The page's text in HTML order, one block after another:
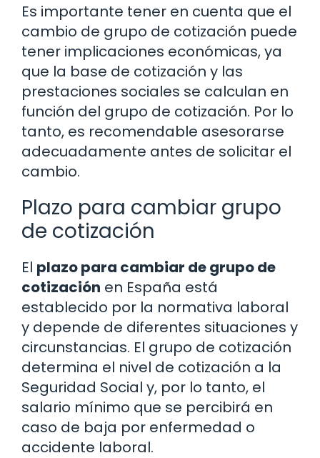
Es importante tener en cuenta que el
cambio de grupo de cotización puede
tener implicaciones económicas, ya
que la base de cotización y las
prestaciones sociales se calculan en
función del grupo de cotización. Por lo
tanto, es recomendable asesorarse
adecuadamente antes de solicitar el
cambio.
Plazo para cambiar grupo
de cotización
El plazo para cambiar de grupo de
cotización en España está
establecido por la normativa laboral
y depende de diferentes situaciones y
circunstancias. El grupo de cotización
determina el nivel de cotización a la
Seguridad Social y, por lo tanto, el
salario mínimo que se percibirá en
caso de baja por enfermedad o
accidente laboral.